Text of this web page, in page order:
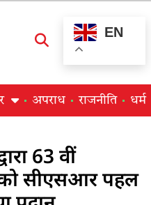
EN
अपराध राजनीति धर्म
63 वीं
सीएसआर पहल